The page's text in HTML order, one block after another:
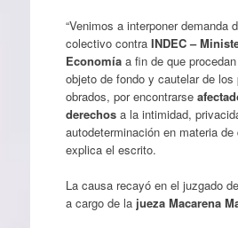
“Venimos a interponer demanda
colectivo contra INDEC –
Economíaa fin de que
objeto de fondo y cautelar de los
obrados, por encontrarse
derechosa la intimidad,
autodeterminación en materia de
explica el escrito.
La causa recayó en el juzgado
a cargo de la jueza Macarena